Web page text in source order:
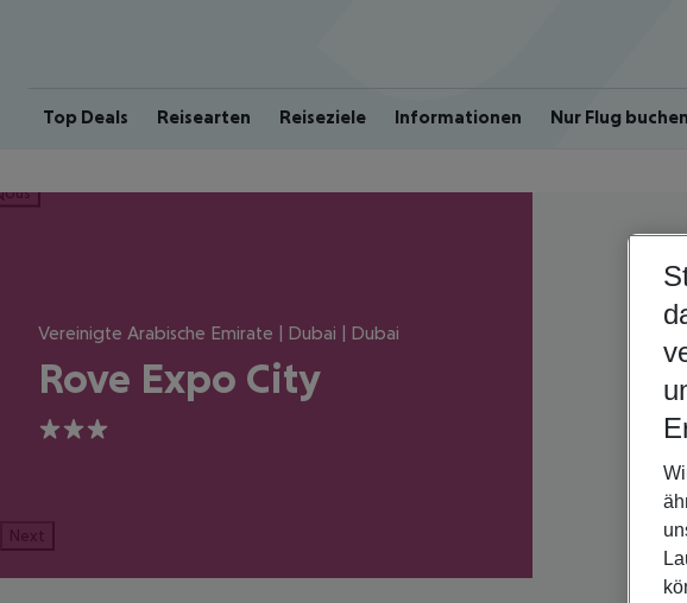
Top Deals Reisearten Reiseziele Informationen Nur Flug buchen
Vereinigte Arabische Emirate | Dubai | Dubai
Rove Expo City
3
Next